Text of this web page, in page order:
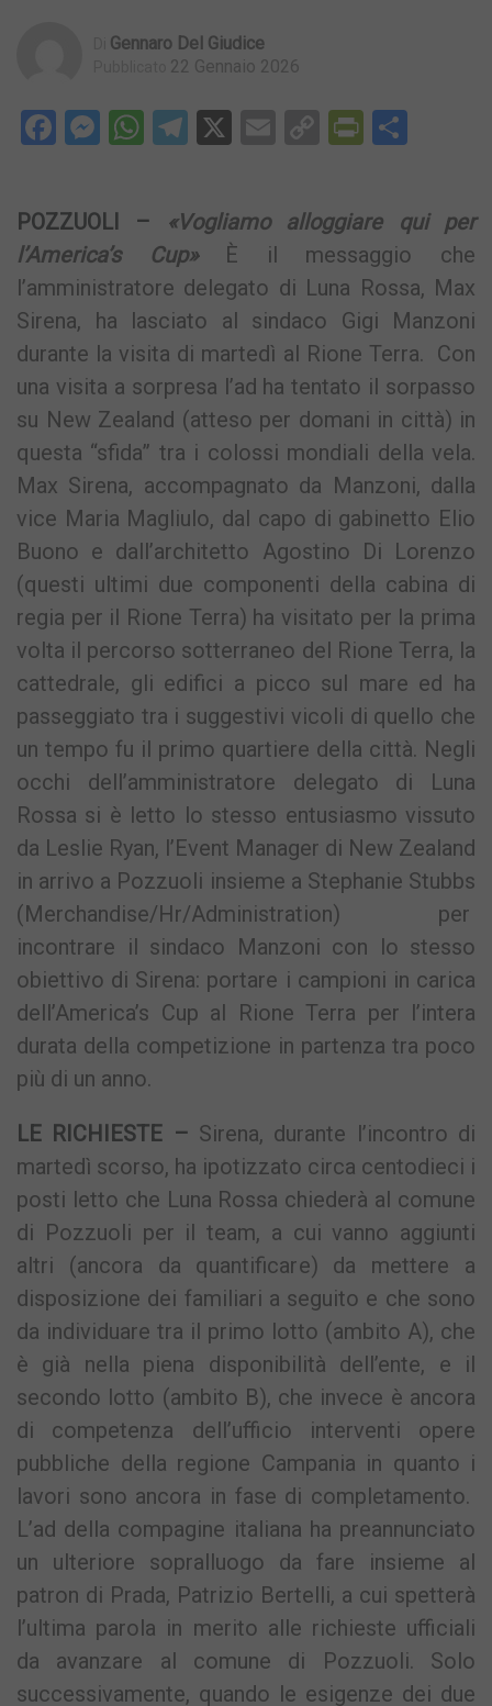
Gennaro Del Giudice
22 Gennaio 2026
Facebook
Messenger
WhatsApp
Telegram
X EmailCopy
POZZUOLI – «Vogliamo alloggiare qui per
l’America’s Cup» È il messaggio che
l’amministratore delegato di Luna Rossa, Max
Sirena, ha lasciato al sindaco Gigi Manzoni
durante la visita di martedì al Rione Terra. Con
una visita a sorpresa l’ad ha tentato il sorpasso
su New Zealand (atteso per domani in città) in
questa “sfida” tra i colossi mondiali della vela.
Max Sirena, accompagnato da Manzoni, dalla
vice Maria Magliulo, dal capo di gabinetto Elio
Buono e dall’architetto Agostino Di Lorenzo
(questi ultimi due componenti della cabina di
regia per il Rione Terra) ha visitato per la prima
volta il percorso sotterraneo del Rione Terra, la
cattedrale, gli edifici a picco sul mare ed ha
passeggiato tra i suggestivi vicoli di quello che
un tempo fu il primo quartiere della città. Negli
occhi dell’amministratore delegato di Luna
Rossa si è letto lo stesso entusiasmo vissuto
da Leslie Ryan, l’Event Manager di New Zealand
in arrivo a Pozzuoli insieme a Stephanie Stubbs
(Merchandise/Hr/Administration) per
incontrare il sindaco Manzoni con lo stesso
obiettivo di Sirena: portare i campioni in carica
dell’America’s Cup al Rione Terra per l’intera
durata della competizione in partenza tra poco
più di un anno.
LE RICHIESTE – Sirena, durante l’incontro di
martedì scorso, ha ipotizzato circa centodieci i
posti letto che Luna Rossa chiederà al comune
di Pozzuoli per il team, a cui vanno aggiunti
altri (ancora da quantificare) da mettere a
disposizione dei familiari a seguito e che sono
da individuare tra il primo lotto (ambito A), che
è già nella piena disponibilità dell’ente, e il
secondo lotto (ambito B), che invece è ancora
di competenza dell’ufficio interventi opere
pubbliche della regione Campania in quanto i
lavori sono ancora in fase di completamento.
L’ad della compagine italiana ha preannunciato
un ulteriore sopralluogo da fare insieme al
patron di Prada, Patrizio Bertelli, a cui spetterà
l’ultima parola in merito alle richieste ufficiali
da avanzare al comune di Pozzuoli. Solo
successivamente, quando le esigenze dei due